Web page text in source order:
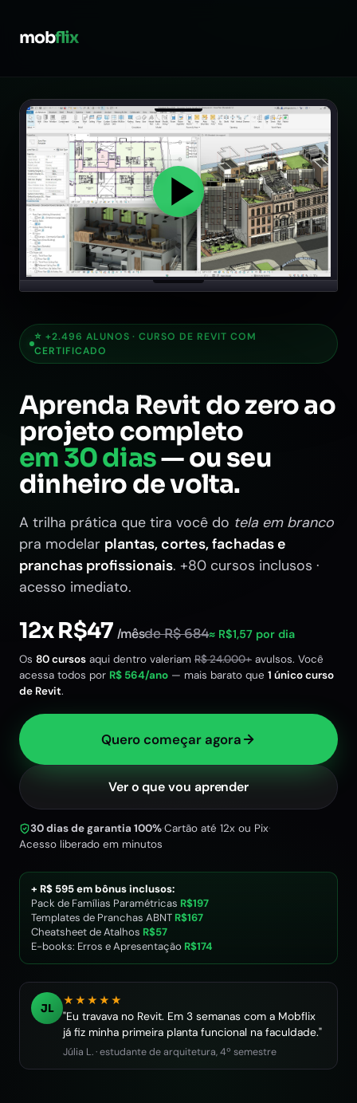
mobflix
⭐ +2.496 ALUNOS · CURSO DE REVIT COM
CERTIFICADO
Aprenda Revit do zero ao
projeto completo
em 30 dias— ou seu
dinheiro de volta.
A trilha prática que tira você do tela em branco
pra modelar plantas, cortes, fachadas e
pranchas profissionais. +80 cursos inclusos ·
acesso imediato.
12x R$47 /mêsde R$ 684≈ R$1,57 por dia
Os 80 cursos aqui dentro valeriam R$24.000+ avulsos. Você
acessa todos por R$ 564/ano — mais barato que 1 único curso
de Revit.
Quero começar agora
Ver o que vou aprender
30 dias de garantia 100%·Cartão até 12x ou Pix·
Acesso liberado em minutos
+ R$ 595em bônus inclusos:
Pack de Famílias Paramétricas R$197
Templates de Pranchas ABNT R$167
Cheatsheet de Atalhos R$57
E-books: Erros e Apresentação R$174
JL
★★★★★
"Eu travava no Revit. Em 3 semanas com a Mobflix
já fiz minha primeira planta funcional na faculdade."
Júlia L. · estudante de arquitetura, 4º semestre